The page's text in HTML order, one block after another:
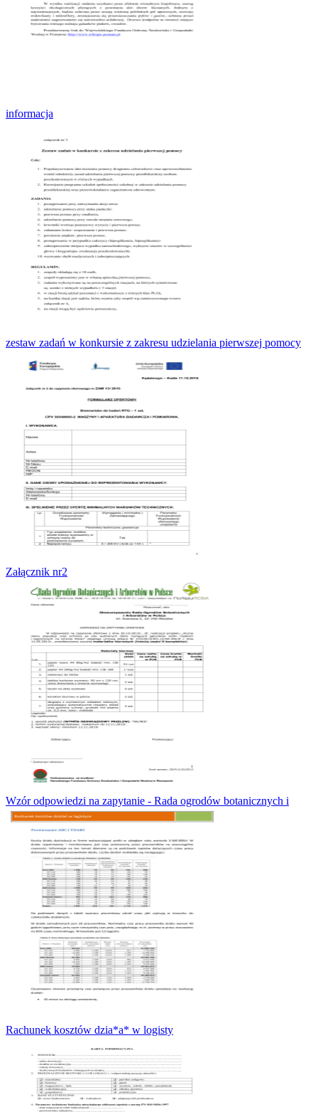
informacja
zestaw zadań w konkursie z zakresu udzielania pierwszej pomocy
Załącznik nr2
Wzór odpowiedzi na zapytanie - Rada ogrodów botanicznych i
Rachunek kosztów dzia*a* w logisty